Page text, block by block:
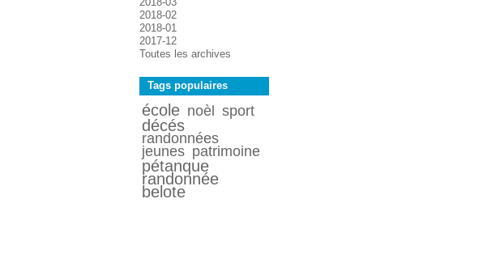
2018-02
2018-01
2017-12
Toutes les archives
Tags populaires
école noèl sport
décés
randonnées
jeunes patrimoine
pétanque
randonnée
belote